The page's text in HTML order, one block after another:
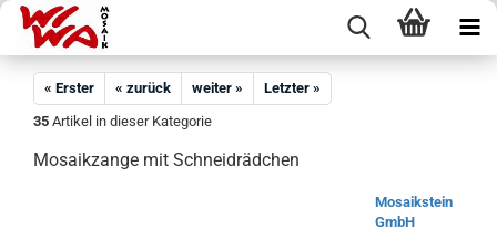
« Erster « zurück weiter »
Letzter »
35 Artikel in dieser Kategorie
Mosaikzange mit Schneidrädchen
Mosaikstein
GmbH